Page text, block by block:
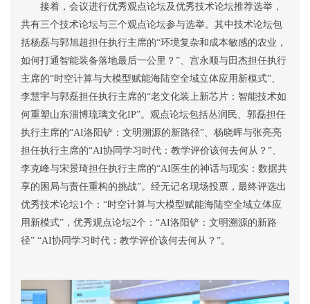
接着，会议进行优秀观点论坛及优秀技术论坛推荐选举，
共有三个技术论坛与三个观点论坛参与选举。其中技术论坛包
括杨磊与郭旭超担任执行主席的“环境复杂和成本敏感的农业，
如何打通智能装备落地最后一公里？ ”、宫永顺与田杰担任执行
主席的“时空计算与大模型赋能海陆空全域立体应用新模式”、
李慧宇与郭磊担任执行主席的“老文化装上新芯片：智能技术如
何重塑山东淄博琉璃文化IP”。观点论坛包括丛润民、郭磊担任
执行主席的“AI洛阳铲：文明溯源的新路径”、杨晓晖与张亮亮
担任执行主席的“AI协同学习时代：教学评价该何去何从？ ”、
李克峰与宋景琦担任执行主席的“AI 医生的神话与现实：数据共
享的困局与责任重构的挑战”。经无记名现场投票，最终评选出
优秀技术论坛1个： “时空计算与大模型赋能海陆空全域立体应
用新模式” ， 优秀观点论坛2个： “AI洛阳铲：文明溯源的新路
径” “AI协同学习时代：教学评价该何去何从？ ”。